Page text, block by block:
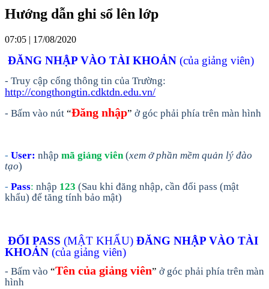
Hướng dẫn ghi sổ lên lớp
07:05 | 17/08/2020
ĐĂNG NHẬP VÀO TÀI KHOẢN (của giảng viên)
- Truy cập cổng thông tin của Trường:
http://congthongtin.cdktdn.edu.vn/
- Bấm vào nút “Đăng nhập” ở góc phải phía trên màn hình
- User: nhập mã giảng viên (xem ở phần mềm quản lý đào
tạo)
- Pass: nhập 123 (Sau khi đăng nhập, cần đổi pass (mật
khẩu) để tăng tính bảo mật)
ĐỔI PASS (MẬT KHẨU) ĐĂNG NHẬP VÀO TÀI
KHOẢN (của giảng viên)
- Bấm vào “Tên của giảng viên” ở góc phải phía trên màn
hình